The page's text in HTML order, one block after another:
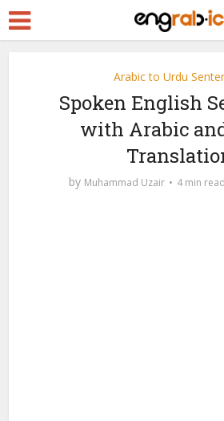
Arabic to Urdu
Spoken English
with Arabic
by Muhammad Uzair 4 min read